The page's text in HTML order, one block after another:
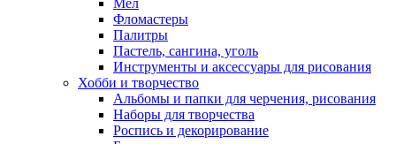
Мел
Фломастеры
Палитры
Пастель, сангина, уголь
Инструменты и аксессуары для рисования
Хобби и творчество
Альбомы и папки для черчения, рисования
Наборы для творчества
Роспись и декорирование